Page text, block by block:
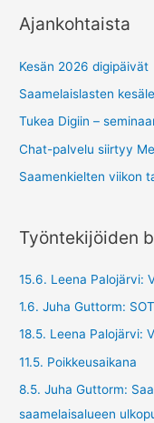
Ajankohtaista
Kesän 2026 digipäivät
Saamelaislasten
Tukea Digiin –
Chat-palvelu siirtyy
Saamenkielten viikon
Työntekijöiden
15.6. Leena Palojärvi:
1.6. Juha Guttorm:
18.5. Leena Palojärvi:
11.5. Poikkeusaikana
8.5. Juha Guttorm:
saamelaisalueen